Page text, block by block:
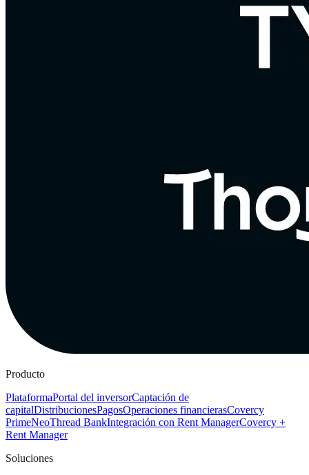
Producto
PlataformaPortal del inversorCaptación de
capitalDistribucionesPagosOperaciones financierasCovercy
PrimeNeoThread BankIntegración con Rent ManagerCovercy +
Rent Manager
Soluciones